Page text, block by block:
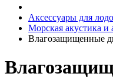
Аксессуары для
Морская акустика и
Влагозащищенные